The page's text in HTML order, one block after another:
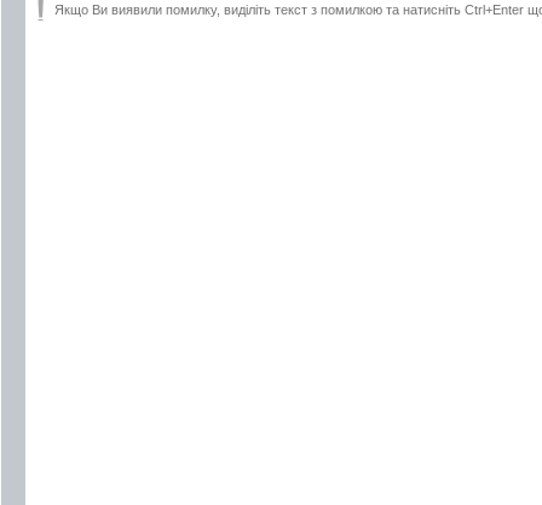
Якщо Ви виявили помилку, виділіть текст з помилкою та натисніть Ctrl+Enter